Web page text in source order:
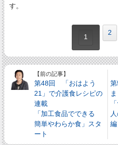
す。
1
2
【前の記事】
第48回 「おはよう
21」で介護食レシピの
連載
「加工食品でできる
簡単やわらか食」スタ
ート
編